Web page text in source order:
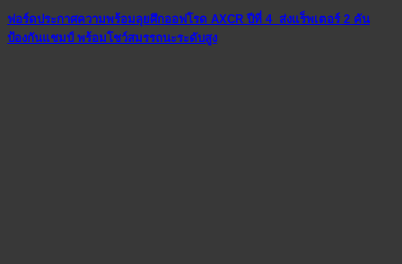
ฟอร์ดประกาศความพร้อมลุยศึกออฟโรด AXCR ปีที่ 4 ส่งแร็พเตอร์ 2 คัน
ป้องกันแชมป์ พร้อมโชว์สมรรถนะระดับสูง